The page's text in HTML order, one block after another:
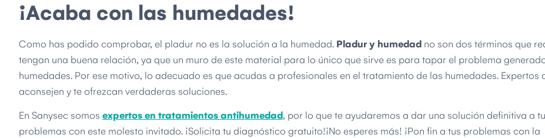
¡Acaba con las humedades!
Como has podido comprobar, el pladur no es la solución a la humedad. Pladur y humedad no son dos términos que
tengan una buena relación, ya que un muro de este material para lo único que sirve es para tapar el problema
humedades. Por ese motivo, lo adecuado es que acudas a profesionales en el tratamiento de las humedades. Expertos
aconsejen y te ofrezcan verdaderas soluciones.
En Sanysec somos expertos en tratamientos antihumedad, por lo que te ayudaremos a dar una solución definitiva a
problemas con este molesto invitado. ¡Solicita tu diagnóstico gratuito!¡No esperes más! ¡Pon fin a tus problemas con la